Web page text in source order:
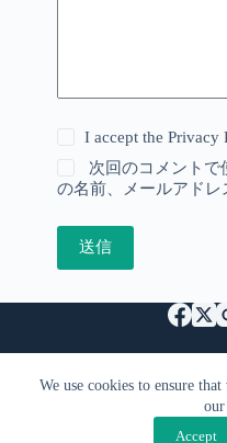
We use cookies to ensure
our
Accept
I accept thePrivacy
次回のコメントで
の名前、メールアドレ
送信
プライバシーポリ
お問
Copyright ©